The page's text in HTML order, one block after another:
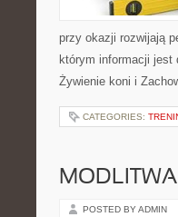
przy okazji rozwijają
którym informacji
Żywienie koni i
CATEGORIES:
POSTED BY ADMIN